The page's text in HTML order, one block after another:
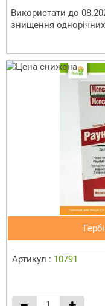
Використати до
знищення
Артикул : 10791